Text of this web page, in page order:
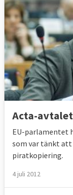
Acta-
EU-parlamentet
som var tänkt
piratkopiering.
4 juli 2012